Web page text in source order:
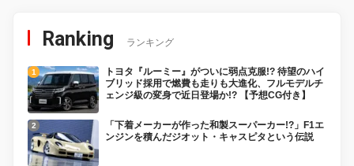
Ranking ランキング
トヨタ『ルーミー』がついに弱点克服!? 待望のハイ
ブリッド採用で燃費も走りも大進化、フルモデルチ
ェンジ級の変身で近日登場か!? 【予想CG付き】
「下着メーカーが作った和製スーパーカー!?」F1エ
ンジンを積んだジオット・キャスピタという伝説